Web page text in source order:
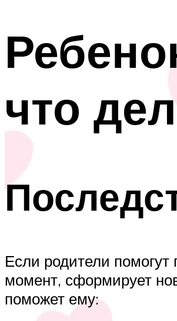
что
Если родители
момент, сформирует
поможет ему: